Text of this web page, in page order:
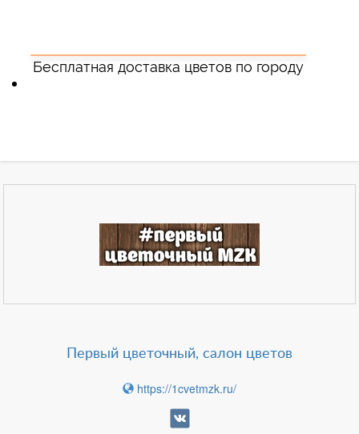
Бесплатная доставка цветов по городу
Первый цветочный, салон цветов
https://1cvetmzk.ru/